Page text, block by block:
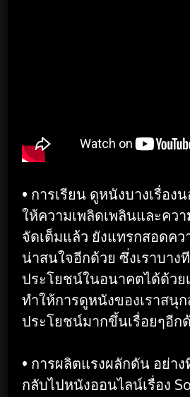
• การเรียน ดูหนังบางเรื่อง
ให้ความเพลิดเพลินและคว
จัดเต็มแล้ว ยังแทรกสอดคว
น่าสนใจอีกด้วย ซึ่งเราบาง
ประโยชน์ในอนาคตได้ด้ว
ทำให้การดูหนังของเราสนุ
ประโยชน์มากขึ้นเรื่อยๆอีก
• การผลิตแรงผลักดัน อย่า
กลับไปหนังออนไลน์เรื่อง